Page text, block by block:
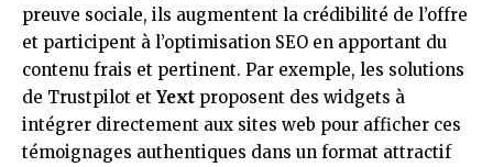
preuve sociale, ils augmentent la crédibilité de l’offre
et participent à l’optimisation SEO en apportant du
contenu frais et pertinent. Par exemple, les solutions
de Trustpilot et Yext proposent des widgets à
intégrer directement aux sites web pour afficher ces
témoignages authentiques dans un format attractif